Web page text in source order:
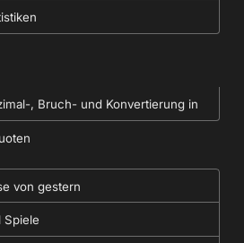
, Bruch- und Konvertierung in
von gestern
Spiele